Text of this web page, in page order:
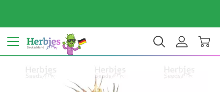
Dein Land: Deutschland € EUR DE